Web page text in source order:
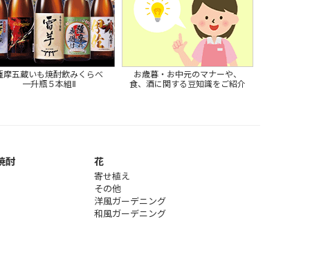
摩五蔵いも焼酎飲みくらべ
一升瓶５本組Ⅱ
お歳暮・お中元のマナーや、
食、酒に関する豆知識をご紹介
酎 花
寄せ植え
その他
洋風ガーデニング
和風ガーデニング